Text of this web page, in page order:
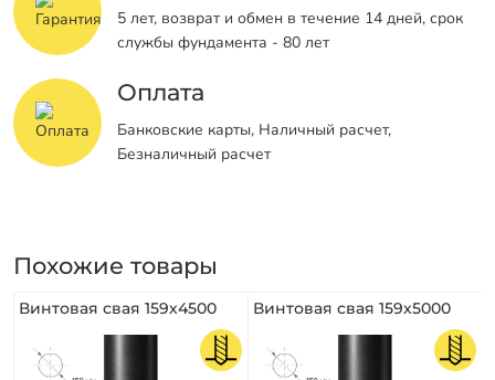
5 лет, возврат и обмен в течение 14 дней, срок
службы фундамента - 80 лет
Оплата
Банковские карты, Наличный расчет,
Безналичный расчет
Похожие товары
Винтовая свая 159х4500 Винтовая свая 159х5000